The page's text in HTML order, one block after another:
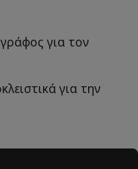
για τον
για την